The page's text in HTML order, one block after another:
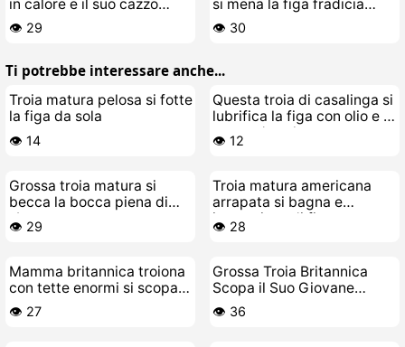
in calore e il suo cazzo
giocattolo preferito
👁️ 29
si mena la figa fradicia
piano piano
👁️ 30
Ti potrebbe interessare anche...
Troia matura pelosa si fotte
la figa da sola
👁️ 14
Questa troia di casalinga si
lubrifica la figa con olio e si
scopa da sola
👁️ 12
Grossa troia matura si
becca la bocca piena di
sborra
👁️ 29
Troia matura americana
arrapata si bagna e
impazzisce di fica
👁️ 28
Mamma britannica troiona
con tette enormi si scopa
da sola
👁️ 27
Grossa Troia Britannica
Scopa il Suo Giovane
Stallone
👁️ 36